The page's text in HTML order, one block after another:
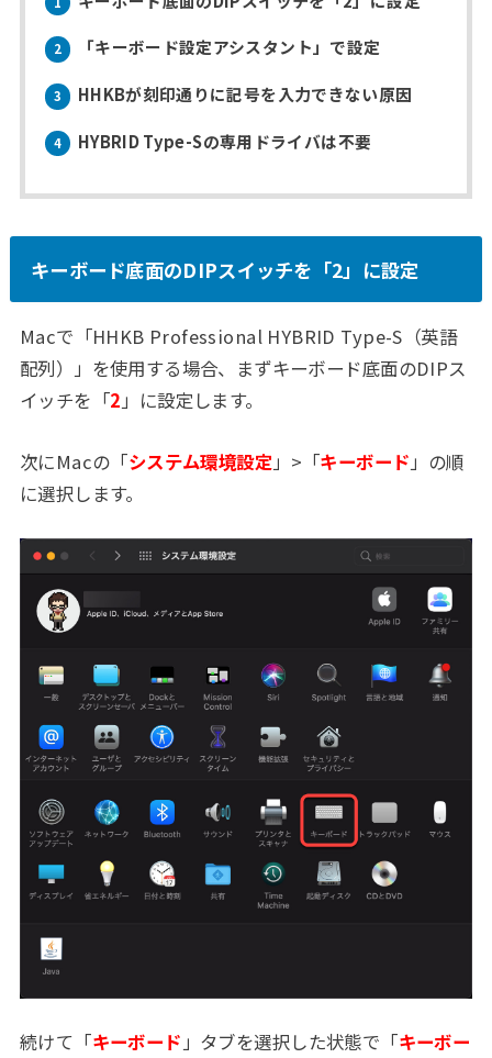
2 「キーボード設定アシスタント」で設定
3 HHKBが刻印通りに記号を入力できない原因
4 HYBRID Type-Sの専用ドライバは不要
キーボード底面のDIPスイッチを「2」に設定
Macで「HHKB Professional HYBRID Type-S（英語
配列）」を使用する場合、まずキーボード底面のDIPス
イッチを「2」に設定します。
次にMacの「システム環境設定 」>「キーボード 」の順
に選択します。
続けて「キーボード 」タブを選択した状態で「キーボー